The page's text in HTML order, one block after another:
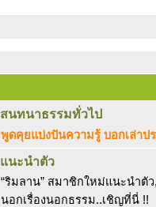
สนทนาธรรมทั่วไป
พูดคุยแบ่งปันความรู้ บอกเล่า
แนะนำตัว
“ริมลาน” สมาชิกใหม่แนะนำตั
นอกเรื่องนอกธรรม..เชิญที่นี่ !!